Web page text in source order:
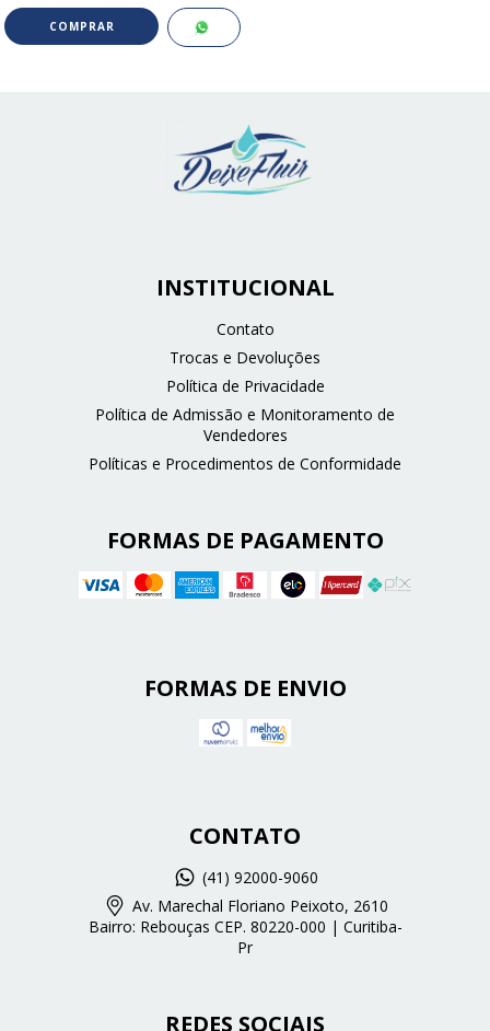
INSTITUCIONAL
Contato
Trocas e Devoluções
Política de Privacidade
Política de Admissão e Monitoramento de
Vendedores
Políticas e Procedimentos de Conformidade
FORMAS DE PAGAMENTO
FORMAS DE ENVIO
CONTATO
(41) 92000-9060
Av. Marechal Floriano Peixoto, 2610
Bairro: Rebouças CEP. 80220-000 | Curitiba-
Pr
REDES SOCIAIS